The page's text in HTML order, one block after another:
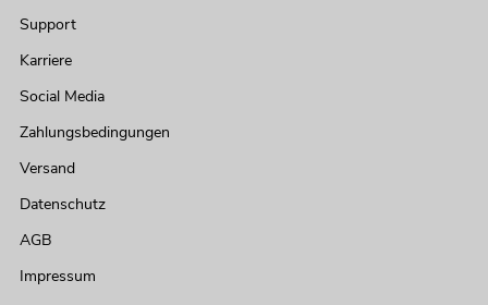
Support
Karriere
Social Media
Zahlungsbedingungen
Versand
Datenschutz
AGB
Impressum